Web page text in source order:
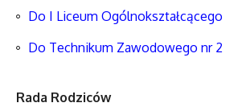
Do I Liceum Ogólnokształcącego
Do Technikum Zawodowego nr 2
Rada Rodziców